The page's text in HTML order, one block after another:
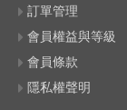
訂單管理
會員權益與等級
會員條款
隱私權聲明